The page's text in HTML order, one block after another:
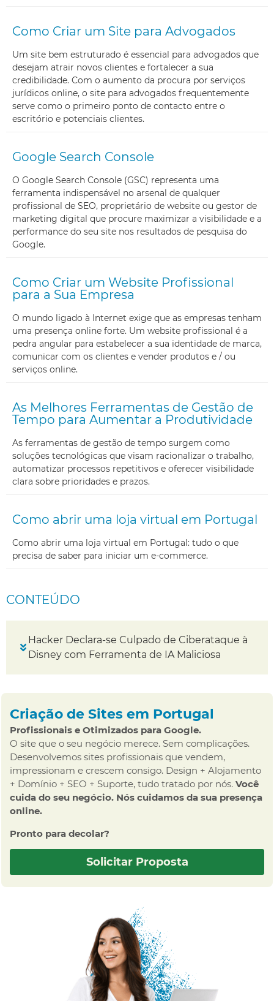
Como Criar um Site para Advogados
Um site bem estruturado é essencial para advogados que
desejam atrair novos clientes e fortalecer a sua
credibilidade. Com o aumento da procura por serviços
jurídicos online, o site para advogados frequentemente
serve como o primeiro ponto de contacto entre o
escritório e potenciais clientes.
Google Search Console
O Google Search Console (GSC) representa uma
ferramenta indispensável no arsenal de qualquer
profissional de SEO, proprietário de website ou gestor de
marketing digital que procure maximizar a visibilidade e a
performance do seu site nos resultados de pesquisa do
Google.
Como Criar um Website Profissional
para a Sua Empresa
O mundo ligado à Internet exige que as empresas tenham
uma presença online forte. Um website profissional é a
pedra angular para estabelecer a sua identidade de marca,
comunicar com os clientes e vender produtos e / ou
serviços online.
As Melhores Ferramentas de Gestão de
Tempo para Aumentar a Produtividade
As ferramentas de gestão de tempo surgem como
soluções tecnológicas que visam racionalizar o trabalho,
automatizar processos repetitivos e oferecer visibilidade
clara sobre prioridades e prazos.
Como abrir uma loja virtual em Portugal
Como abrir uma loja virtual em Portugal: tudo o que
precisa de saber para iniciar um e-commerce.
CONTEÚDO
Hacker Declara-se Culpado de Ciberataque à
Disney com Ferramenta de IA Maliciosa
Criação de Sites em Portugal
Profissionais e Otimizados para Google.
O site que o seu negócio merece. Sem complicações.
Desenvolvemos sites profissionais que vendem,
impressionam e crescem consigo. Design + Alojamento
+ Domínio + SEO + Suporte, tudo tratado por nós. Você
cuida do seu negócio. Nós cuidamos da sua presença
online.
Pronto para decolar?
Solicitar Proposta